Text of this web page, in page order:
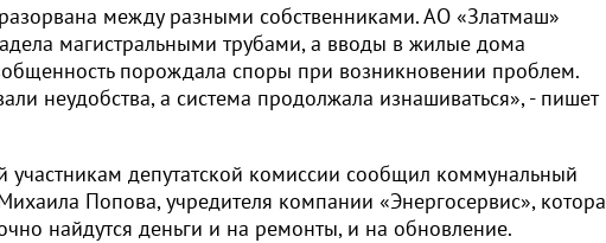
между разными собственниками. АО «Златмаш»
магистральными трубами, а вводы в жилые дома
порождала споры при возникновении проблем.
неудобства, а система продолжала изнашиваться», - пишет
участникам депутатской комиссии сообщил коммунальный
Попова, учредителя компании «Энергосервис»,
найдутся деньги и на ремонты, и на обновление.